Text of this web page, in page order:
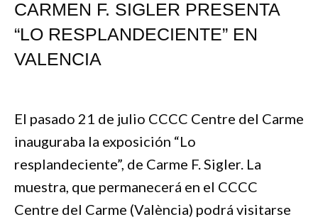
CARMEN F. SIGLER PRESENTA
“LO RESPLANDECIENTE” EN
VALENCIA
El pasado 21 de julio CCCC Centre del Carme
inauguraba la exposición “Lo
resplandeciente”, de Carme F. Sigler. La
muestra, que permanecerá en el CCCC
Centre del Carme (València) podrá visitarse